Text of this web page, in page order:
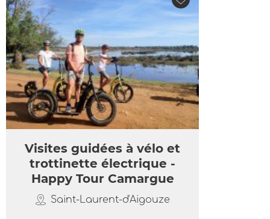
Visites guidées à vélo et
trottinette électrique -
Happy Tour Camargue
Saint-Laurent-d'Aigouze